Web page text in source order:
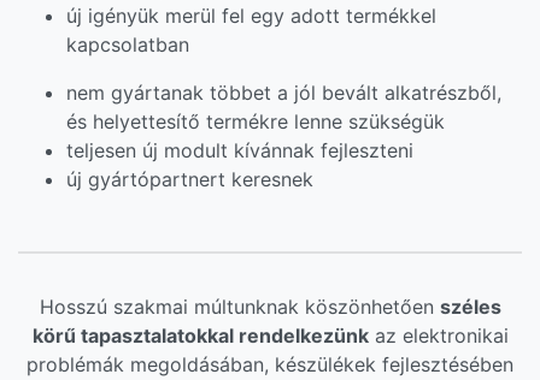
új igényük merül fel egy adott termékkel
kapcsolatban
nem gyártanak többet a jól bevált alkatrészből,
és helyettesítő termékre lenne szükségük
teljesen új modult kívánnak fejleszteni
új gyártópartnert keresnek
Hosszú szakmai múltunknak köszönhetően széles
körű tapasztalatokkal rendelkezünkaz elektronikai
problémák megoldásában, készülékek fejlesztésében